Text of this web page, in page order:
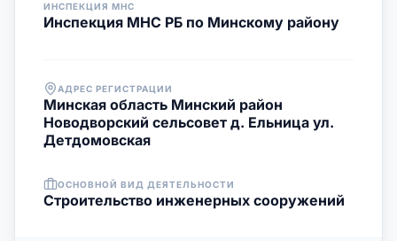
ИНСПЕКЦИЯ МНС
Инспекция МНС РБ по Минскому району
АДРЕС РЕГИСТРАЦИИ
Минская область Минский район
Новодворский сельсовет д. Ельница ул.
Детдомовская
ОСНОВНОЙ ВИД ДЕЯТЕЛЬНОСТИ
Строительство инженерных сооружений